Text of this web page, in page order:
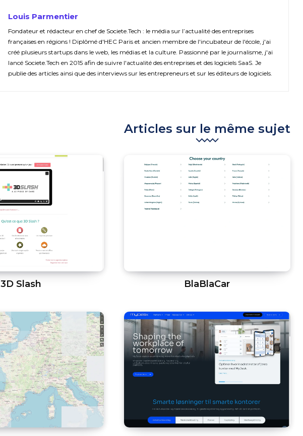
Louis Parmentier
Fondateur et rédacteur en chef de Societe.Tech : le média sur l’actualité des entreprises
françaises en régions ! Diplômé d'HEC Paris et ancien membre de l'incubateur de l'école, j'ai
créé plusieurs startups dans le web, les médias et la culture. Passionné par le journalisme, j'ai
lancé Societe.Tech en 2015 afin de suivre l'actualité des entreprises et des logiciels SaaS. Je
publie des articles ainsi que des interviews sur les entrepreneurs et sur les éditeurs de logiciels.
Articles sur le même sujet
3D Slash BlaBlaCar